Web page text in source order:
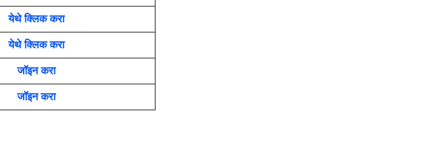
येथे क्लिक करा
येथे क्लिक करा
जॉइन करा
जॉइन करा